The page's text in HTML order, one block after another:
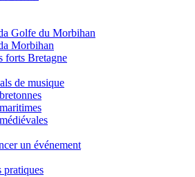
Golfe du Morbihan
Morbihan
forts Bretagne
de musique
un événement
pratiques